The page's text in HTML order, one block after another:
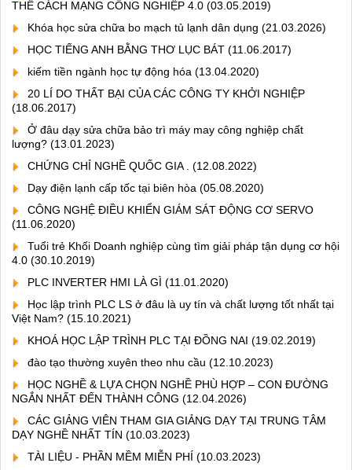
THẾ CÁCH MẠNG CÔNG NGHIỆP 4.0 (03.05.2019)
Khóa học sửa chữa bo mạch tủ lạnh dân dụng (21.03.2026)
HỌC TIẾNG ANH BẰNG THƠ LỤC BÁT (11.06.2017)
kiếm tiền ngành học tự động hóa (13.04.2020)
20 LÍ DO THẤT BẠI CỦA CÁC CÔNG TY KHỞI NGHIỆP
(18.06.2017)
Ở đâu dạy sửa chữa bảo trì máy may công nghiệp chất
lượng? (13.01.2023)
CHỨNG CHỈ NGHỀ QUỐC GIA .
(12.08.2022)
Dạy điện lạnh cấp tốc tại biên hòa (05.08.2020)
CÔNG NGHỆ ĐIỀU KHIỂN GIÁM SÁT ĐỘNG CƠ SERVO
(11.06.2020)
Tuổi trẻ Khối Doanh nghiệp cùng tìm giải pháp tận dụng cơ hội
4.0 (30.10.2019)
PLC INVERTER HMI LÀ GÌ (11.01.2020)
Học lập trình PLC LS ở đâu là uy tín và chất lượng tốt nhất tại
Việt Nam? (15.10.2021)
KHOÁ HỌC LẬP TRÌNH PLC TẠI ĐỒNG NAI (19.02.2019)
đào tạo thường xuyên theo nhu cầu (12.10.2023)
HỌC NGHỀ & LỰA CHỌN NGHỀ PHÙ HỢP – CON ĐƯỜNG
NGẮN NHẤT ĐẾN THÀNH CÔNG (12.04.2026)
CÁC GIẢNG VIÊN THAM GIA GIẢNG DẠY TẠI TRUNG TÂM
DẠY NGHỀ NHẤT TÍN (10.03.2023)
TÀI LIỆU - PHẦN MỀM MIỄN PHÍ (10.03.2023)